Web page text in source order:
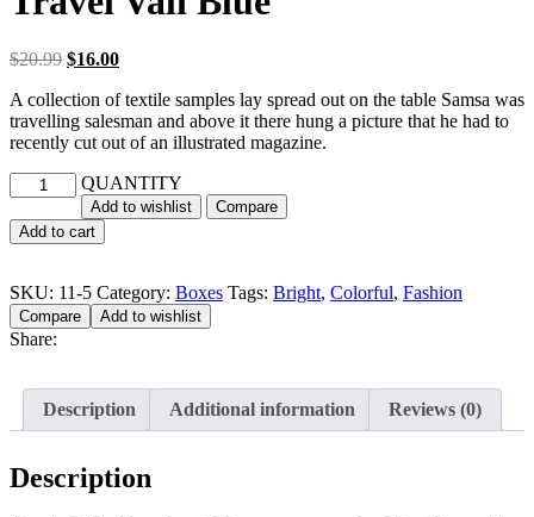
$20.99 $16.00
A collection of textile samples lay spread out on the table Samsa was
travelling salesman and above it there hung a picture that he had to
recently cut out of an illustrated magazine.
QUANTITY
Add to wishlist
Compare
Add to cart
SKU: 11-5 Category: Boxes Tags: Bright, Colorful, Fashion
Compare Add to wishlist
Share:
Description Additional information Reviews (0)
Description